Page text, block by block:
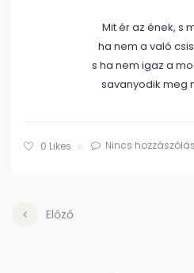
Mit ér az ének, s
ha nem a való
s ha nem igaz a
savanyodik meg
0 Likes Nincs hozzászólás
Előző